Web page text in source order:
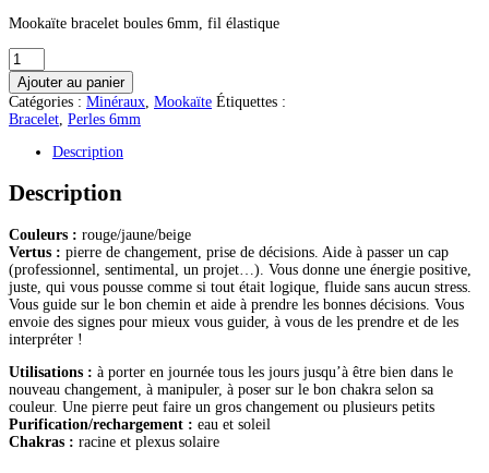
Mookaïte bracelet boules 6mm, fil élastique
quantité
de
Mookaïte
bracelet
boule
Ajouter au panier
Catégories : Minéraux Mookaïte Étiquettes :
Bracelet Perles 6mm
Description
Description
Couleurs : rouge/jaune/beige
Vertus : pierre de changement, prise de décisions. Aide à passer un cap
(professionnel, sentimental, un projet…). Vous donne une énergie positive,
juste, qui vous pousse comme si tout était logique, fluide sans aucun stress.
Vous guide sur le bon chemin et aide à prendre les bonnes décisions. Vous
envoie des signes pour mieux vous guider, à vous de les prendre et de les
interpréter !
Utilisations : à porter en journée tous les jours jusqu’à être bien dans le
nouveau changement, à manipuler, à poser sur le bon chakra selon sa
couleur. Une pierre peut faire un gros changement ou plusieurs petits
Purification/rechargement : eau et soleil
Chakras : racine et plexus solaire